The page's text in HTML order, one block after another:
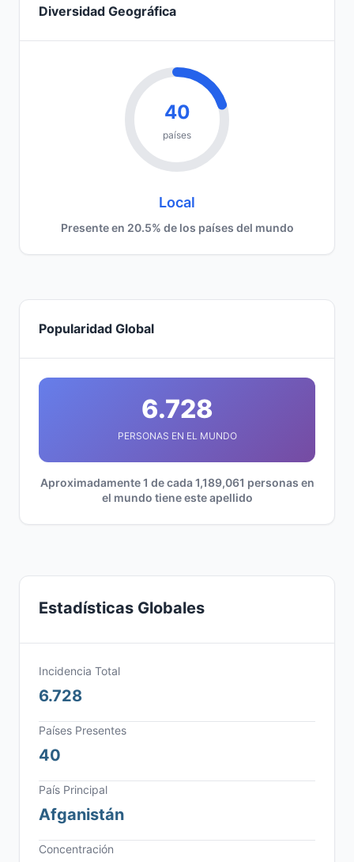
Diversidad Geográfica
40
países
Local
Presente en 20.5% de los países del mundo
Popularidad Global
6.728
PERSONAS EN EL MUNDO
Aproximadamente 1 de cada 1,189,061 personas en
el mundo tiene este apellido
Estadísticas Globales
Incidencia Total
6.728
Países Presentes
40
País Principal
Afganistán
Concentración